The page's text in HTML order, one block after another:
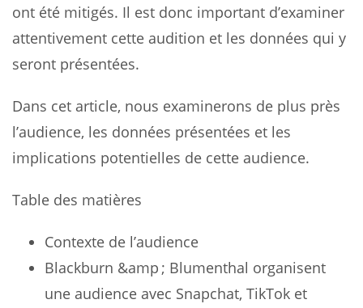
ont été mitigés. Il est donc important d’examiner
attentivement cette audition et les données qui y
seront présentées.
Dans cet article, nous examinerons de plus près
l’audience, les données présentées et les
implications potentielles de cette audience.
Table des matières
Contexte de l’audience
Blackburn &amp ; Blumenthal organisent
une audience avec Snapchat, TikTok et